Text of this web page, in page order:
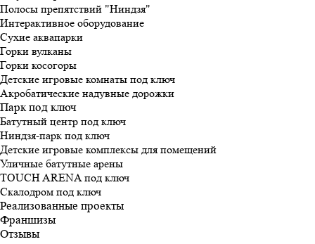
Полосы препятствий "Ниндзя"
Интерактивное оборудование
Сухие аквапарки
Горки вулканы
Горки косогоры
Детские игровые комнаты под ключ
Акробатические надувные дорожки
Парк под ключ
Батутный центр под ключ
Ниндзя-парк под ключ
Детские игровые комплексы для помещений
Уличные батутные арены
TOUCH ARENA под ключ
Скалодром под ключ
Реализованные проекты
Франшизы
Отзывы